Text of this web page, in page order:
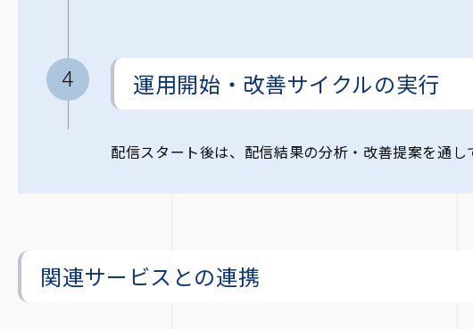
運用開始・改善サイクルの実行
配信スタート後は、配信結果の分析・改善提案を通
関連サービスとの連携